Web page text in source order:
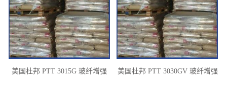
美国杜邦 PTT 3015G 玻纤增强
美国杜邦 PTT 3030GV 玻纤增强